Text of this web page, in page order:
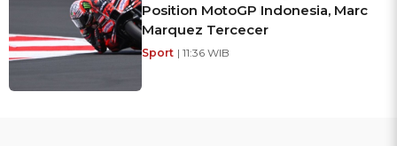
Position MotoGP Indonesia, Marc
Marquez Tercecer
Sport | 11:36 WIB